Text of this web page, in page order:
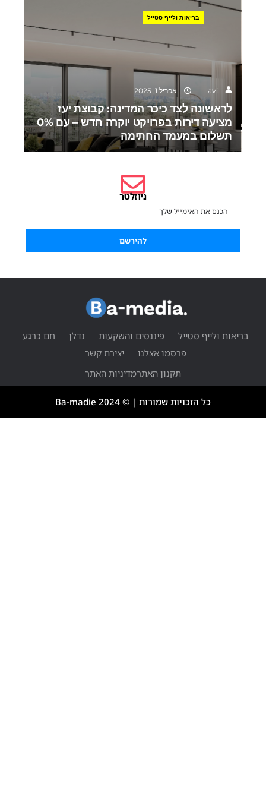
בריאות ולייף סטייל
avi אפריל 1, 2025
לראשונה לצד כיכר המדינה: קבוצת יעז
מציעה דירות בפרויקט יוקרה חדש – עם 0%
תשלום במעמד החתימה
ניוזלטר
הירשם לניוזלטר שלנו כדי להישאר מעודכן.
להירשם
ולייף סטייל פיננסים והשקעות נדלן
חם כרגע
פרסמו אצלנו
יצירת קשר
תקנון האתר מדיניות האתר
כל הזכויות שמורות | © 2024 Ba-madie